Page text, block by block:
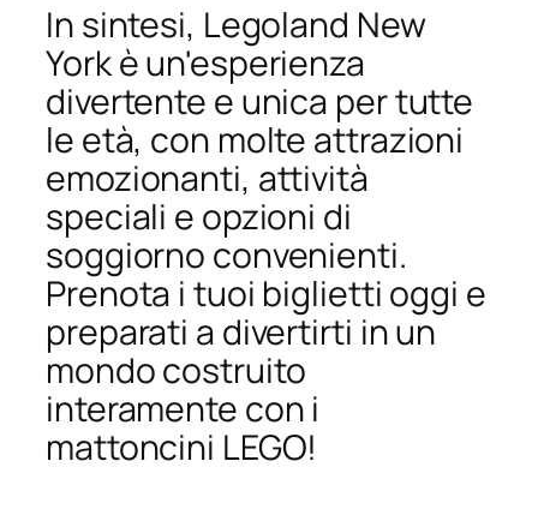
In sintesi, Legoland New
York è un'esperienza
divertente e unica per tutte
le età, con molte attrazioni
emozionanti, attività
speciali e opzioni di
soggiorno convenienti.
Prenota i tuoi biglietti oggi e
preparati a divertirti in un
mondo costruito
interamente con i
mattoncini LEGO!